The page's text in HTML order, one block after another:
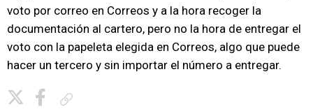
voto por correo en Correos y a la hora recoger la
documentación al cartero, pero no la hora de entregar el
voto con la papeleta elegida en Correos, algo que puede
hacer un tercero y sin importar el número a entregar.